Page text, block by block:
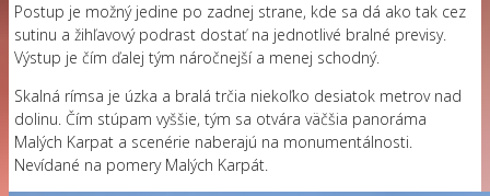
Postup je možný jedine po zadnej strane, kde sa dá ako tak cez
sutinu a žihľavový podrast dostať na jednotlivé bralné previsy.
Výstup je čím ďalej tým náročnejší a menej schodný.
Skalná rímsa je úzka a bralá trčia niekoľko desiatok metrov nad
dolinu. Čím stúpam vyššie, tým sa otvára väčšia panoráma
Malých Karpat a scenérie naberajú na monumentálnosti.
Nevídané na pomery Malých Karpát.